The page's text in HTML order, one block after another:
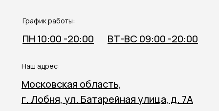
График работы:
ВТ-ВС 09:00 -20:00
ПН 10:00 -20:00
Наш адрес:
Московская область,
г. Лобня, ул. Батарейная улица, д. 7А